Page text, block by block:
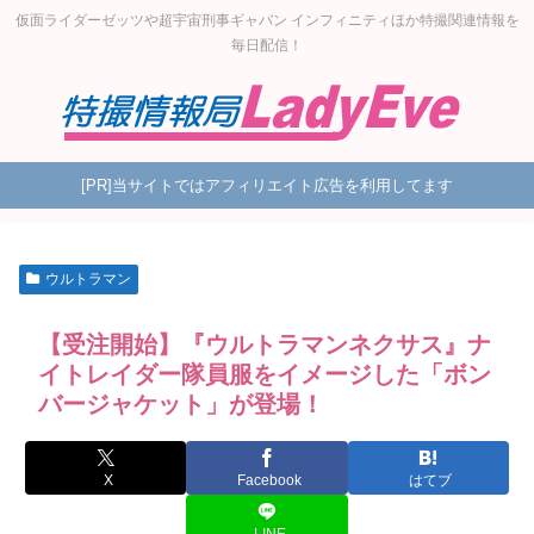
仮面ライダーゼッツや超宇宙刑事ギャバン インフィニティほか特撮関連情報を
毎日配信！
[PR]当サイトではアフィリエイト広告を利用してます
ウルトラマン
【受注開始】『ウルトラマンネクサス』ナ
イトレイダー隊員服をイメージした「ボン
バージャケット」が登場！
X Facebook はてブ